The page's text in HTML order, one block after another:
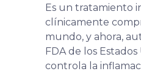
Es un tratamiento
clínicamente
mundo, y ahora,
FDA de los
controla la